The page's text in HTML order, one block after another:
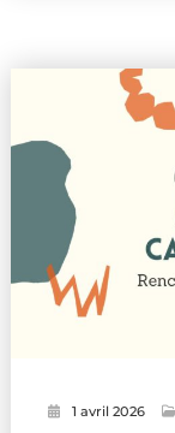
1 avril 2026